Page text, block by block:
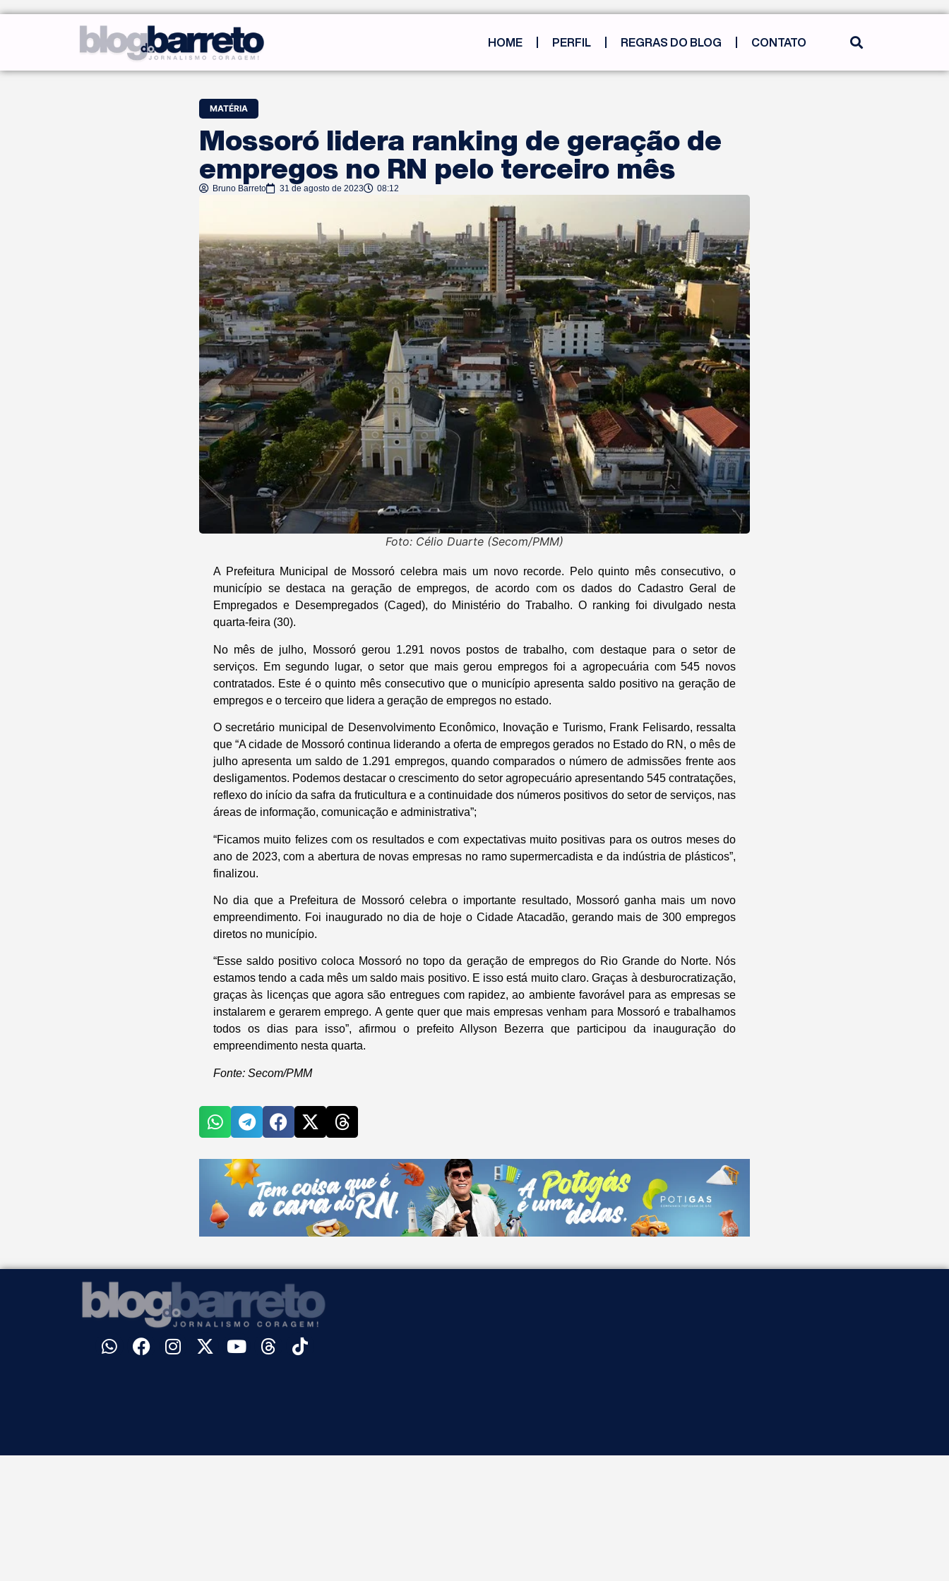
HOME PERFIL REGRAS DO BLOG CONTATO
MATÉRIA
Mossoró lidera ranking de geração de
empregos no RN pelo terceiro mês
Bruno Barreto 31 de agosto de 2023 08:12
Foto: Célio Duarte (Secom/PMM)
A Prefeitura Municipal de Mossoró celebra mais um novo recorde. Pelo quinto mês consecutivo, o
município se destaca na geração de empregos, de acordo com os dados do Cadastro Geral de
Empregados e Desempregados (Caged), do Ministério do Trabalho. O ranking foi divulgado nesta
quarta-feira (30).
No mês de julho, Mossoró gerou 1.291 novos postos de trabalho, com destaque para o setor de
serviços. Em segundo lugar, o setor que mais gerou empregos foi a agropecuária com 545 novos
contratados. Este é o quinto mês consecutivo que o município apresenta saldo positivo na geração de
empregos e o terceiro que lidera a geração de empregos no estado.
O secretário municipal de Desenvolvimento Econômico, Inovação e Turismo, Frank Felisardo, ressalta
que “A cidade de Mossoró continua liderando a oferta de empregos gerados no Estado do RN, o mês de
julho apresenta um saldo de 1.291 empregos, quando comparados o número de admissões frente aos
desligamentos. Podemos destacar o crescimento do setor agropecuário apresentando 545 contratações,
reflexo do início da safra da fruticultura e a continuidade dos números positivos do setor de serviços, nas
áreas de informação, comunicação e administrativa”;
“Ficamos muito felizes com os resultados e com expectativas muito positivas para os outros meses do
ano de 2023, com a abertura de novas empresas no ramo supermercadista e da indústria de plásticos”,
finalizou.
No dia que a Prefeitura de Mossoró celebra o importante resultado, Mossoró ganha mais um novo
empreendimento. Foi inaugurado no dia de hoje o Cidade Atacadão, gerando mais de 300 empregos
diretos no município.
“Esse saldo positivo coloca Mossoró no topo da geração de empregos do Rio Grande do Norte. Nós
estamos tendo a cada mês um saldo mais positivo. E isso está muito claro. Graças à desburocratização,
graças às licenças que agora são entregues com rapidez, ao ambiente favorável para as empresas se
instalarem e gerarem emprego. A gente quer que mais empresas venham para Mossoró e trabalhamos
todos os dias para isso”, afirmou o prefeito Allyson Bezerra que participou da inauguração do
empreendimento nesta quarta.
Fonte: Secom/PMM